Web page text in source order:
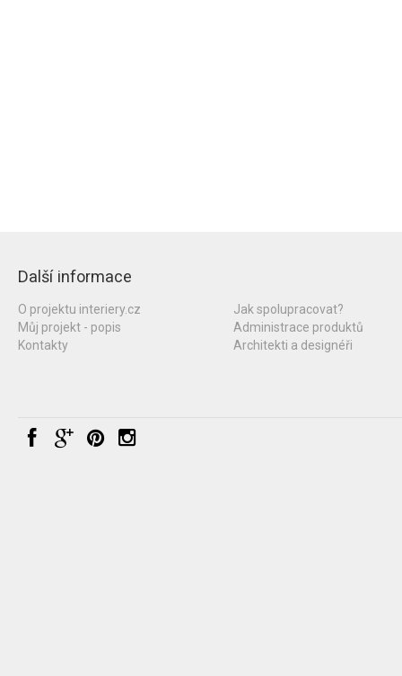
Další informace
O projektu interiery.cz
Můj projekt - popis
Kontakty
Jak spolupracovat?
Administrace produktů
Architekti a designéři